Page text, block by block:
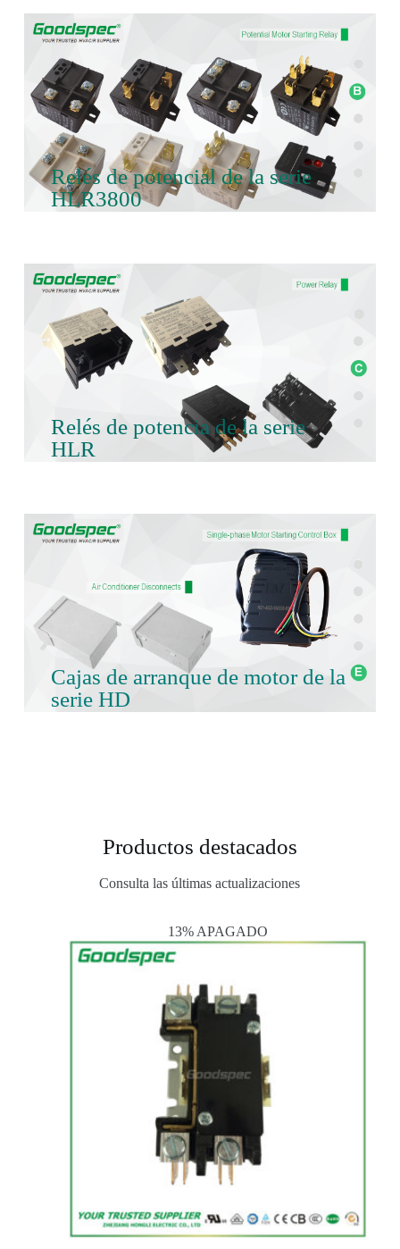
Relés de potencial de la serie
HLR3800
Relés de potencia de la serie
HLR
Cajas de arranque de motor de la
serie HD
Productos destacados
Consulta las últimas actualizaciones
13% APAGADO